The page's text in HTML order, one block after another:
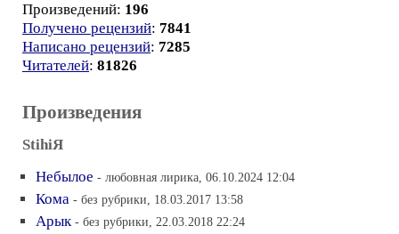
Произведений: 196
Получено рецензий: 7841
Написано рецензий: 7285
Читателей: 81826
Произведения
StihiЯ
Небылое - любовная лирика, 06.10.2024 12:04
Кома - без рубрики, 18.03.2017 13:58
Арык - без рубрики, 22.03.2018 22:24